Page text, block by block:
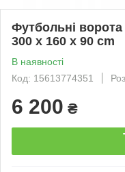
Футбольні ворота
300 x 160 x 90 cm
В наявності
Код: 15613774351
6 200 ₴